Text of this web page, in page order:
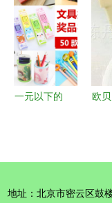
解锁企业采
购新选择
准
一元以下的
欧
地址：北京市密云区鼓